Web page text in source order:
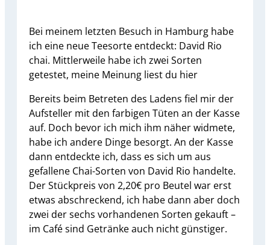
Bei meinem letzten Besuch in Hamburg habe
ich eine neue Teesorte entdeckt: David Rio
chai. Mittlerweile habe ich zwei Sorten
getestet, meine Meinung liest du hier
Bereits beim Betreten des Ladens fiel mir der
Aufsteller mit den farbigen Tüten an der Kasse
auf. Doch bevor ich mich ihm näher widmete,
habe ich andere Dinge besorgt. An der Kasse
dann entdeckte ich, dass es sich um aus
gefallene Chai-Sorten von David Rio handelte.
Der Stückpreis von 2,20€ pro Beutel war erst
etwas abschreckend, ich habe dann aber doch
zwei der sechs vorhandenen Sorten gekauft –
im Café sind Getränke auch nicht günstiger.